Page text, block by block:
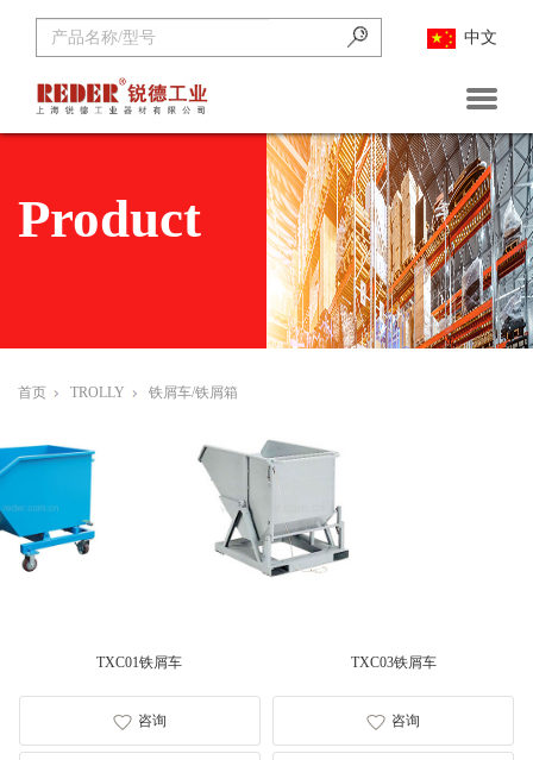
中文
Product
首页 TROLLY 铁屑车/铁屑箱
TXC01铁屑车
咨询
TXC03铁屑车
咨询
首页
企业动态
展会资讯
产品中心
Modular Drawer Cabinets
Workbenches